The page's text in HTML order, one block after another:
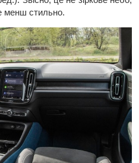
менш стильно.